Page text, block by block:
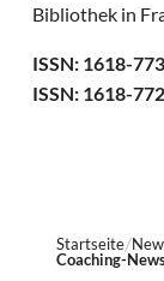
Bibliothek in
ISSN: 1618-
ISSN: 1618-
Startseite
Coaching-